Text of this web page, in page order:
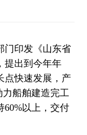
门印发《山东省
提出到今年年
点快速发展，产
力船舶建造完工
60%以上，交付